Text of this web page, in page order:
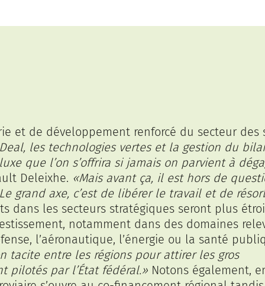
et de développement renforcé du secteur des
les technologies vertes et la gestion du
que l’on s’offrira si jamais on parvient à
Deleixhe. «Mais avant ça, il est hors de
grand axe, c’est de libérer le travail et de
dans les secteurs stratégiques seront plus
notamment dans des domaines
l’aéronautique, l’énergie ou la santé
tacite entre les régions pour attirer les gros
pilotés par l’État fédéral.» Notons également,